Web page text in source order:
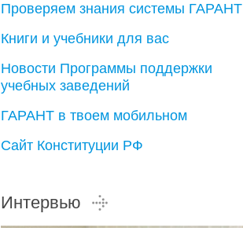
Проверяем знания системы ГАРАНТ
Книги и учебники для вас
Новости Программы поддержки
учебных заведений
ГАРАНТ в твоем мобильном
Сайт Конституции РФ
Интервью